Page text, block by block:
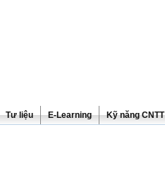
Tư liệu E-Learning Kỹ năng CNTT